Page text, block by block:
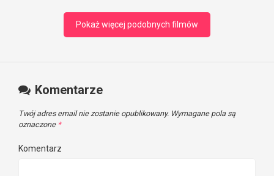
Pokaż więcej podobnych filmów
Komentarze
Twój adres email nie zostanie opublikowany. Wymagane pola są
oznaczone *
Komentarz